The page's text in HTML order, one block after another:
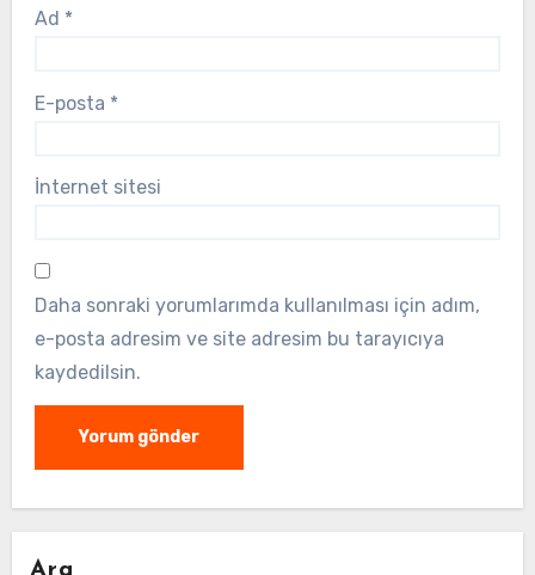
Ad *
E-posta *
İnternet sitesi
Daha sonraki yorumlarımda kullanılması için adım,
e-posta adresim ve site adresim bu tarayıcıya
kaydedilsin.
Ara